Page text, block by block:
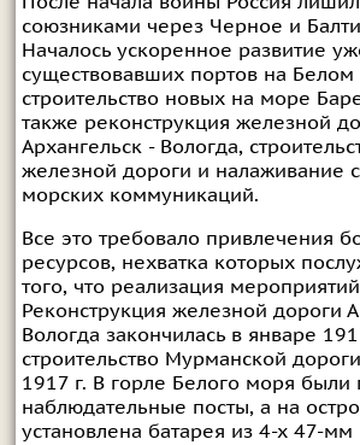
союзниками через Черное и
Началось ускоренное развитие
существовавших портов на
строительство новых на море
также реконструкция железной
Архангельск - Вологда,
железной дороги и налаживание
морских коммуникаций.
Все это требовало привлечения
ресурсов, нехватка которых
того, что реализация мероприятий
Реконструкция железной дороги
Вологда закончилась в январе
строительство Мурманской
1917 г. В горле Белого моря были
наблюдательные посты, а на
установлена батарея из 4-х 47-